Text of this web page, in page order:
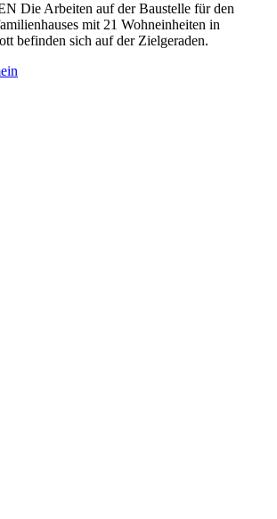
Die Arbeiten auf der Baustelle für den
mit 21 Wohneinheiten in
befinden sich auf der Zielgeraden.